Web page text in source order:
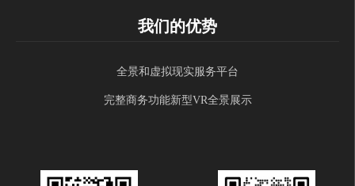
我们的优势
全景和虚拟现实服务平台
完整商务功能新型VR全景展示